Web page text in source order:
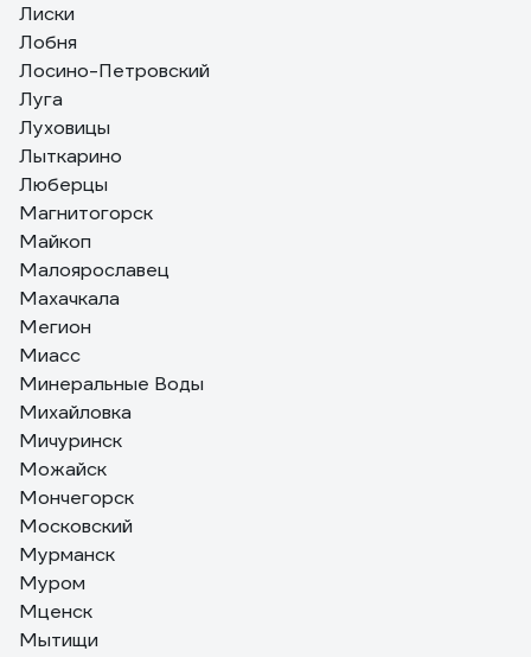
Лиски
Лобня
Лосино-Петровский
Луга
Луховицы
Лыткарино
Люберцы
Магнитогорск
Майкоп
Малоярославец
Махачкала
Мегион
Миасс
Минеральные Воды
Михайловка
Мичуринск
Можайск
Мончегорск
Московский
Мурманск
Муром
Мценск
Мытищи